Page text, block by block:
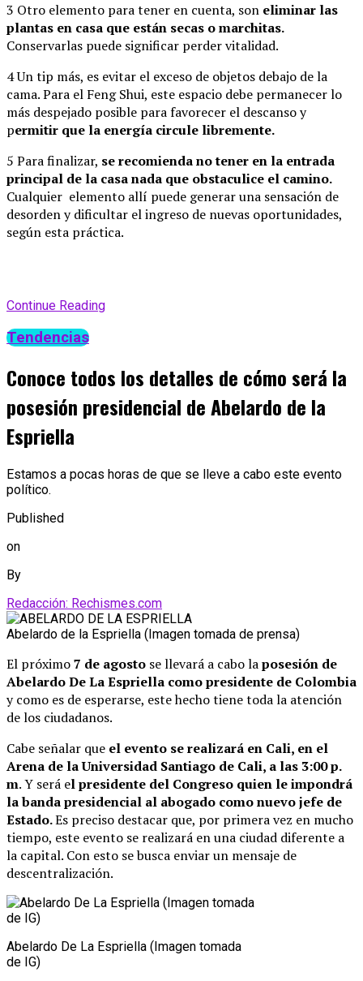
3 Otro elemento para tener en cuenta, son eliminar las
plantas en casa que están secas o marchitas.
Conservarlas puede significar perder vitalidad.
4 Un tip más, es evitar el exceso de objetos debajo de la
cama. Para el Feng Shui, este espacio debe permanecer lo
más despejado posible para favorecer el descanso y
permitir que la energía circule libremente.
5 Para finalizar, se recomienda no tener en la entrada
principal de la casa nada que obstaculice el camino.
Cualquier elemento allí puede generar una sensación de
desorden y dificultar el ingreso de nuevas oportunidades,
según esta práctica.
Continue Reading
Tendencias
Conoce todos los detalles de cómo será la
posesión presidencial de Abelardo de la
Espriella
Estamos a pocas horas de que se lleve a cabo este evento
político.
Published
on
By
Redacción: Rechismes.com
Abelardo de la Espriella (Imagen tomada de prensa)
El próximo7 de agosto se llevará a cabo laposesión de
Abelardo De La Espriella como presidente de Colombia
y como es de esperarse, este hecho tiene toda la atención
de los ciudadanos.
Cabe señalar que el evento se realizará en Cali, en el
Arena de la Universidad Santiago de Cali, a las 3:00 p.
m. Y será el presidente del Congreso quien le impondrá
la banda presidencial al abogado como nuevo jefe de
Estado.Es preciso destacar que, por primera vez en mucho
tiempo, este evento se realizará en una ciudad diferente a
la capital. Con esto se busca enviar un mensaje de
descentralización.
Abelardo De La Espriella (Imagen tomada
de IG)